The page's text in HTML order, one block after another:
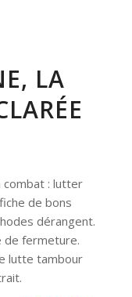
LA
combat : lutter
de bons
dérangent.
de fermeture.
lutte tambour